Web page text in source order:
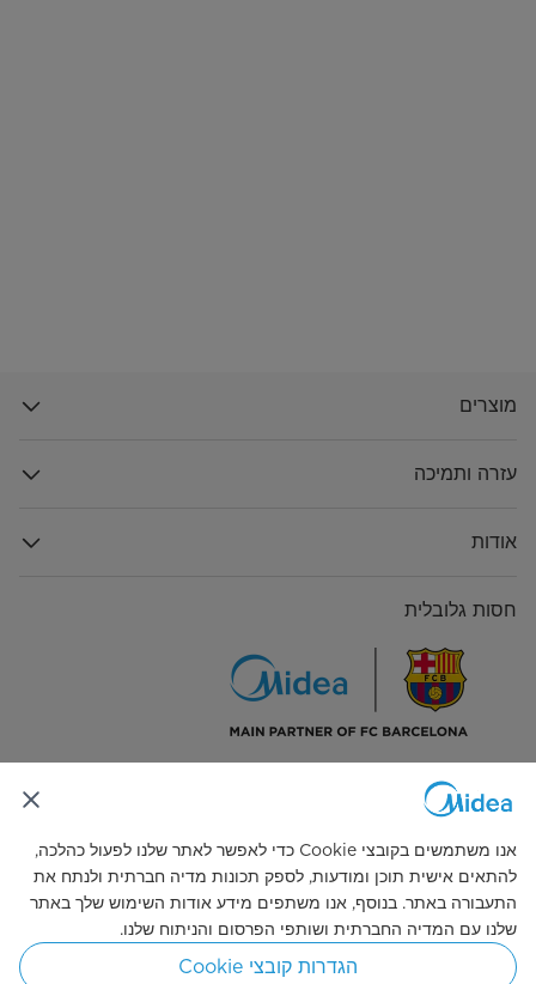
מוצרים
עזרה ותמיכה
אודות
חסות גלובלית
התחבר אלינו
Simply ideal
אנו משתמשים בקובצי Cookie כדי לאפשר לאתר שלנו לפעול כהלכה,
להתאים אישית תוכן ומודעות, לספק תכונות מדיה חברתית ולנתח את
התעבורה באתר. בנוסף, אנו משתפים מידע אודות השימוש שלך באתר
שלנו עם המדיה החברתית ושותפי הפרסום והניתוח שלנו.
הגדרות קובצי Cookie